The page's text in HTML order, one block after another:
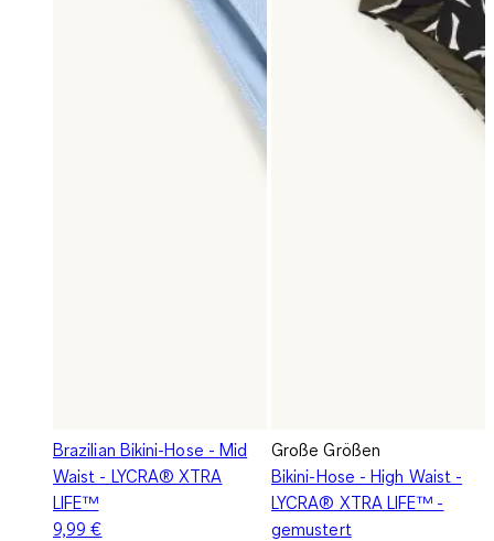
Brazilian Bikini-Hose - Mid
Waist - LYCRA® XTRA
LIFE™
9,99 €
Große Größen
Bikini-Hose - High Waist -
LYCRA® XTRA LIFE™ -
gemustert